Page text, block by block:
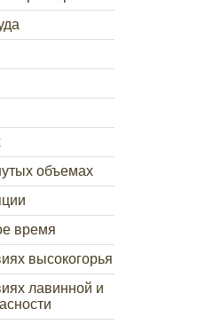
объемах
время
высокогорья
лавинной и